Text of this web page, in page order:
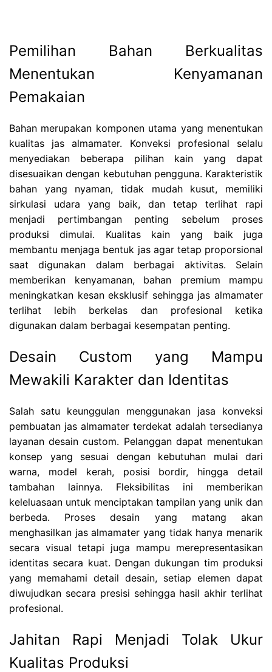
Pemilihan Bahan Berkualitas
Menentukan Kenyamanan
Pemakaian
Bahan merupakan komponen utama yang menentukan
kualitas jas almamater. Konveksi profesional selalu
menyediakan beberapa pilihan kain yang dapat
disesuaikan dengan kebutuhan pengguna. Karakteristik
bahan yang nyaman, tidak mudah kusut, memiliki
sirkulasi udara yang baik, dan tetap terlihat rapi
menjadi pertimbangan penting sebelum proses
produksi dimulai. Kualitas kain yang baik juga
membantu menjaga bentuk jas agar tetap proporsional
saat digunakan dalam berbagai aktivitas. Selain
memberikan kenyamanan, bahan premium mampu
meningkatkan kesan eksklusif sehingga jas almamater
terlihat lebih berkelas dan profesional ketika
digunakan dalam berbagai kesempatan penting.
Desain Custom yang Mampu
Mewakili Karakter dan Identitas
Salah satu keunggulan menggunakan jasa konveksi
pembuatan jas almamater terdekat adalah tersedianya
layanan desain custom. Pelanggan dapat menentukan
konsep yang sesuai dengan kebutuhan mulai dari
warna, model kerah, posisi bordir, hingga detail
tambahan lainnya. Fleksibilitas ini memberikan
keleluasaan untuk menciptakan tampilan yang unik dan
berbeda. Proses desain yang matang akan
menghasilkan jas almamater yang tidak hanya menarik
secara visual tetapi juga mampu merepresentasikan
identitas secara kuat. Dengan dukungan tim produksi
yang memahami detail desain, setiap elemen dapat
diwujudkan secara presisi sehingga hasil akhir terlihat
profesional.
Jahitan Rapi Menjadi Tolak Ukur
Kualitas Produksi